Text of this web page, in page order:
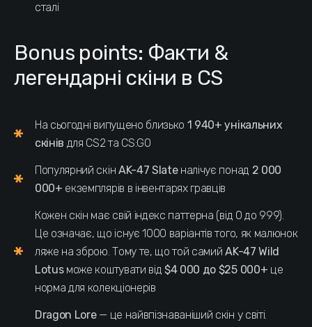
сталі
Bonus points: Факти &
легендарні скіни в CS
На сьогодні випущено близько 1 940+ унікальних
скінів для CS2 та CS:GO
Популярний скін AK-47 Slateналічує понад 2 000
000+ екземплярів в інвентарях гравців
Кожен скін має свій індекс паттерна (від 0 до 999).
Це означає, що існує 1000 варіантів того, як малюнок
ляже на зброю. Тому те, що той самийAK-47 Wild
Lotus може коштувати від$4 000 до $25 000+ це
норма для колекціонерів
Dragon Lore — це найвпізнаваніший скін у світі.